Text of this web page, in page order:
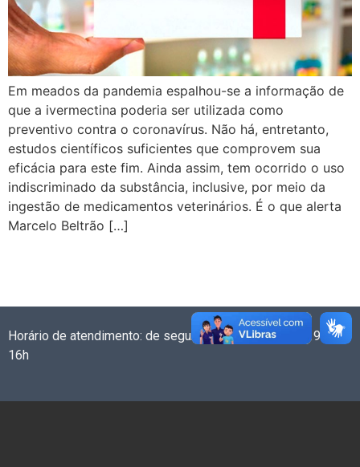
Em meados da pandemia espalhou-se a informação de
que a ivermectina poderia ser utilizada como
preventivo contra o coronavírus. Não há, entretanto,
estudos científicos suficientes que comprovem sua
eficácia para este fim. Ainda assim, tem ocorrido o uso
indiscriminado da substância, inclusive, por meio da
ingestão de medicamentos veterinários. É o que alerta
Marcelo Beltrão […]
Horário de atendimento: de segunda a sexta-feira das 9h às
16h